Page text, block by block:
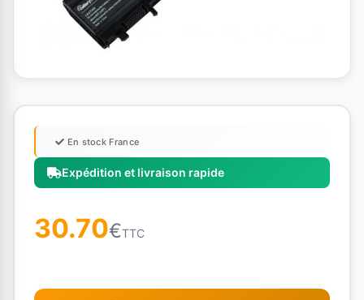
Expédition et livraison rapide
En stock France
30.70€TTC